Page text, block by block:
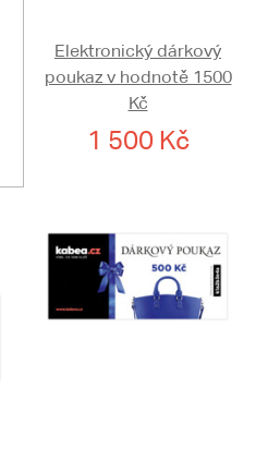
Elektronický dárkový
poukaz v hodnotě 1500
Kč
1 500 Kč